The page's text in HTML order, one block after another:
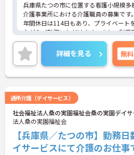
兵庫県たつの市に位置する看護小規模多
介護事業所における介護職員の募集です。
年間休日は114日もあり、プライベート
ながらご勤務いただけます。また、利用
所があり、子育て世代の方も安心してご
けます。
ご興味のある方には、面接対策ポイント
に詳細をご案内しますのでお気軽にご相
い！
詳細を見る 無料
通所介護（デイサービス）
社会福祉法人桑の実園福祉会桑の実園デイ
法人桑の実園福祉会
【兵庫県／たつの市】勤務
イサービスにて介護のお仕